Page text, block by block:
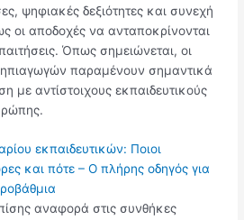
ψηφιακές δεξιότητες και συνεχή
οι αποδοχές να ανταποκρίνονται
Όπως σημειώνεται, οι
παραμένουν σημαντικά
με αντίστοιχους εκπαιδευτικούς
εκπαιδευτικών: Ποιοι
και πότε – Ο πλήρης οδηγός για
αναφορά στις συνθήκες